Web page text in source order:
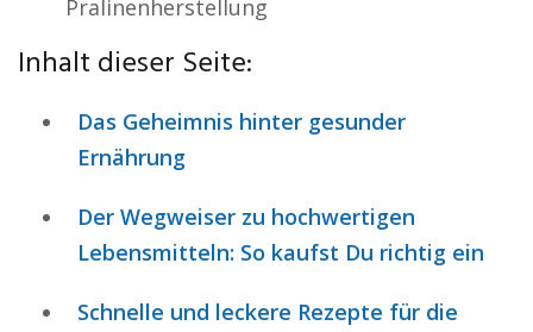
Pralinenherstellung
Inhalt dieser Seite:
Das Geheimnis hinter gesunder
Ernährung
Der Wegweiser zu hochwertigen
Lebensmitteln: So kaufst Du richtig ein
Schnelle und leckere Rezepte für die